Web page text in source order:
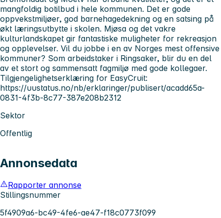
mangfoldig botilbud i hele kommunen. Det er gode
oppvekstmiljøer, god barnehagedekning og en satsing på
økt læringsutbytte i skolen. Mjøsa og det vakre
kulturlandskapet gir fantastiske muligheter for rekreasjon
og opplevelser. Vil du jobbe i en av Norges mest offensive
kommuner? Som arbeidstaker i Ringsaker, blir du en del
av et stort og sammensatt fagmiljø med gode kollegaer.
Tilgjengelighetserklæring for EasyCruit:
https://uustatus.no/nb/erklaringer/publisert/acadd65a-
0831-4f3b-8c77-387e208b2312
Sektor
Offentlig
Annonsedata
Rapporter annonse
Stillingsnummer
5f4909a6-bc49-4fe6-ae47-f18c0773f099